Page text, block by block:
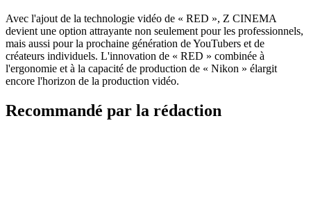
Avec l'ajout de la technologie vidéo de « RED », Z CINEMA
devient une option attrayante non seulement pour les professionnels,
mais aussi pour la prochaine génération de YouTubers et de
créateurs individuels. L'innovation de « RED » combinée à
l'ergonomie et à la capacité de production de « Nikon » élargit
encore l'horizon de la production vidéo.
Recommandé par la rédaction